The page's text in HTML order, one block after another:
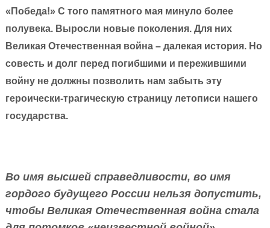
«Победа!» С того памятного мая минуло более
полувека. Выросли новые поколения. Для них
Великая Отечественная война – далекая история. Но
совесть и долг перед погибшими и пережившими
войну не должны позволить нам забыть эту
героически-трагическую страницу летописи нашего
государства.
Во имя высшей справедливости, во имя
гордого будущего России нельзя допустить,
чтобы Великая Отечественная война стала